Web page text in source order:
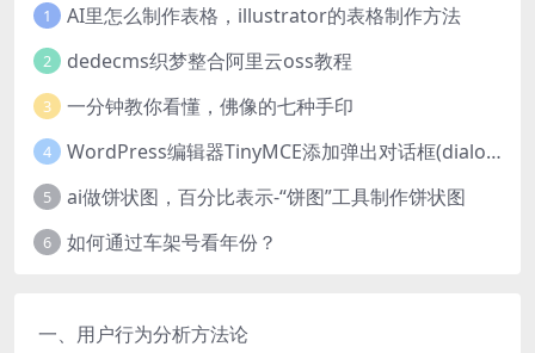
1 AI里怎么制作表格，illustrator的表格制作方法
2 dedecms织梦整合阿里云oss教程
3 一分钟教你看懂，佛像的七种手印
4 WordPress编辑器TinyMCE添加弹出对话框(dialog)按钮的方法
5 ai做饼状图，百分比表示-“饼图”工具制作饼状图
6 如何通过车架号看年份？
一、用户行为分析方法论